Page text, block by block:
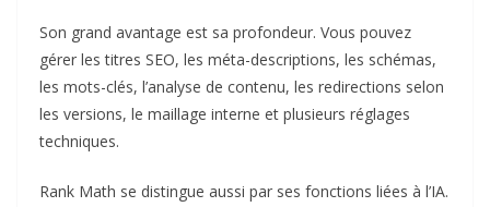
Son grand avantage est sa profondeur. Vous pouvez
gérer les titres SEO, les méta-descriptions, les schémas,
les mots-clés, l’analyse de contenu, les redirections selon
les versions, le maillage interne et plusieurs réglages
techniques.
Rank Math se distingue aussi par ses fonctions liées à l’IA.